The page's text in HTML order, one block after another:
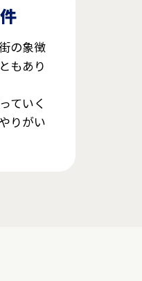
の象徴
もあり
ていく
りがい